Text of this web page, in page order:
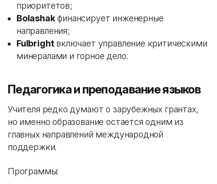
приоритетов;
Bolashakфинансирует инженерные
направления;
Fulbrightвключает управление критическими
минералами и горное дело.
Педагогика и преподавание языков
Учителя редко думают о зарубежных грантах,
но именно образование остается одним из
главных направлений международной
поддержки.
Программы: